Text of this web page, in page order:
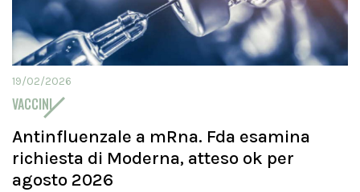
19/02/2026
VACCINI
Antinfluenzale a mRna. Fda esamina
richiesta di Moderna, atteso ok per
agosto 2026